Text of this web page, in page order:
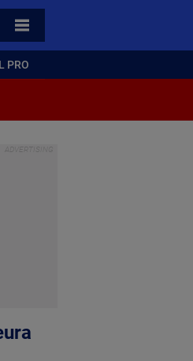
TOATE CATEGORIILE
PRO